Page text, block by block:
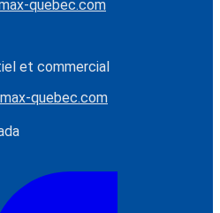
quebec.com
et commercial
quebec.com